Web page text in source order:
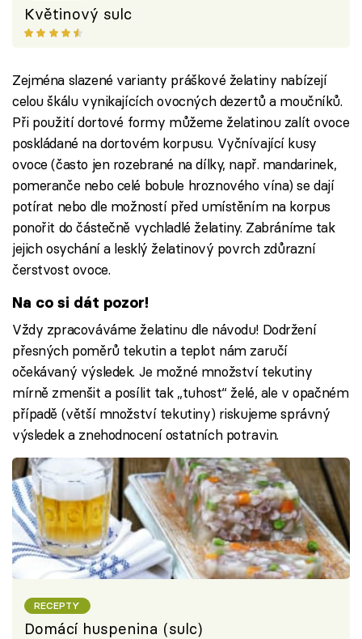
Květinový sulc
Zejména slazené varianty práškové želatiny nabízejí
celou škálu vynikajících ovocných dezertů a moučníků.
Při použití dortové formy můžeme želatinou zalít ovoce
poskládané na dortovém korpusu. Vyčnívající kusy
ovoce (často jen rozebrané na dílky, např. mandarinek,
pomeranče nebo celé bobule hroznového vína) se dají
potírat nebo dle možností před umístěním na korpus
ponořit do částečně vychladlé želatiny. Zabráníme tak
jejich osychání a lesklý želatinový povrch zdůrazní
čerstvost ovoce.
Na co si dát pozor!
Vždy zpracováváme želatinu dle návodu! Dodržení
přesných poměrů tekutin a teplot nám zaručí
očekávaný výsledek. Je možné množství tekutiny
mírně zmenšit a posílit tak „tuhost“ želé, ale v opačném
případě (větší množství tekutiny) riskujeme správný
výsledek a znehodnocení ostatních potravin.
RECEPTY
Domácí huspenina (sulc)